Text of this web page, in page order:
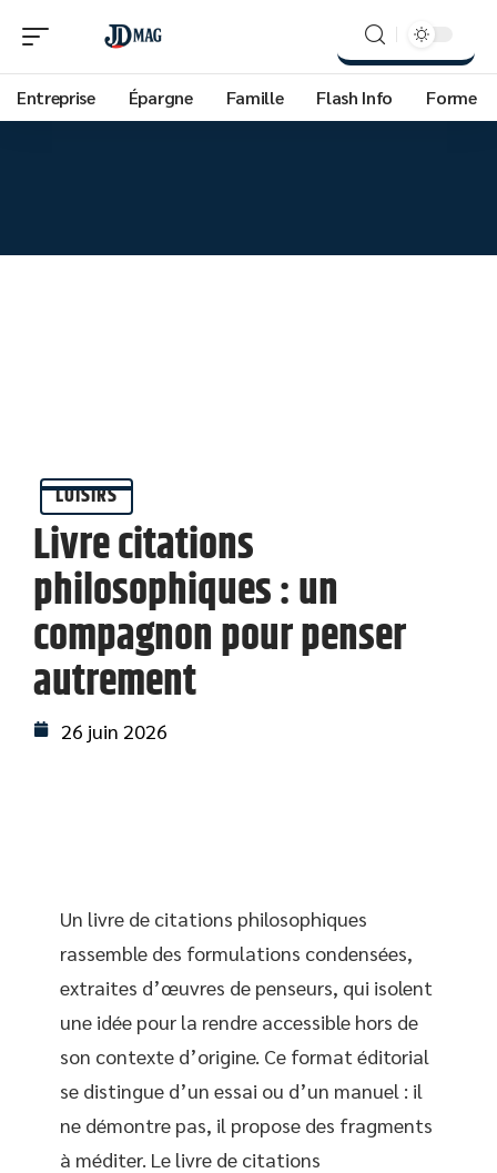
Entreprise Épargne Famille Flash Info Forme
LOISIRS
Livre citations
philosophiques : un
compagnon pour penser
autrement
26 juin 2026
Un livre de citations philosophiques
rassemble des formulations condensées,
extraites d’œuvres de penseurs, qui isolent
une idée pour la rendre accessible hors de
son contexte d’origine. Ce format éditorial
se distingue d’un essai ou d’un manuel : il
ne démontre pas, il propose des fragments
à méditer. Le livre de citations